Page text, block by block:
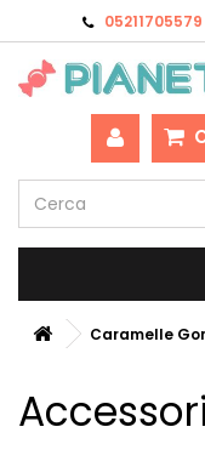
05211705579
Caramelle
Accessori